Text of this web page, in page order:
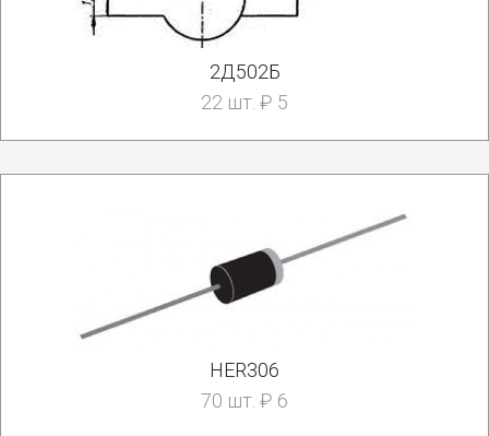
2Д502Б
22 шт. ₽ 5
HER306
70 шт. ₽ 6